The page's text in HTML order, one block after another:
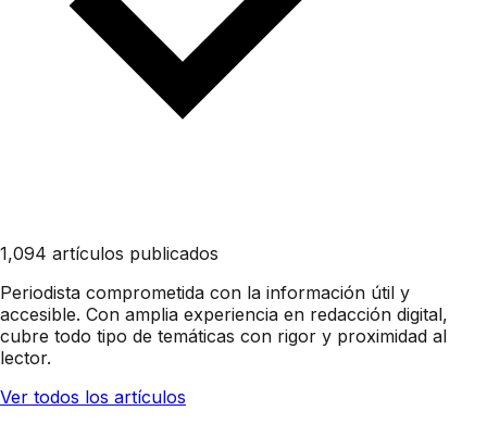
1,094 artículos publicados
Periodista comprometida con la información útil y
accesible. Con amplia experiencia en redacción digital,
cubre todo tipo de temáticas con rigor y proximidad al
lector.
Ver todos los artículos